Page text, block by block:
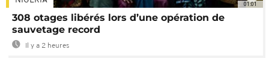
01:01
308 otages libérés lors d’une opération de
sauvetage record
Il y a 2 heures